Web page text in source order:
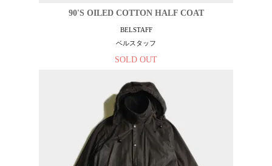
90'S OILED COTTON HALF COAT
BELSTAFF
ベルスタッフ
SOLD OUT